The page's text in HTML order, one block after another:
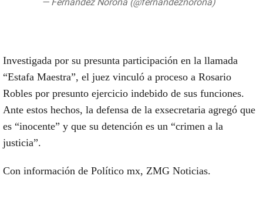
— Fernández Noroña (@fernandeznorona)
Investigada por su presunta participación en la llamada
“Estafa Maestra”, el juez vinculó a proceso a Rosario
Robles por presunto ejercicio indebido de sus funciones.
Ante estos hechos, la defensa de la exsecretaria agregó que
es “inocente” y que su detención es un “crimen a la
justicia”.
Con información de Político mx, ZMG Noticias.